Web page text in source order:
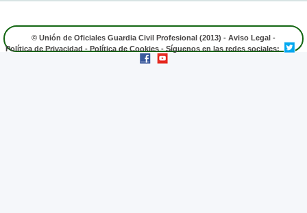
© Unión de Oficiales Guardia Civil Profesional (2013) - Aviso Legal -
Política de Privacidad - Política de Cookies - Síguenos en las redes sociales: